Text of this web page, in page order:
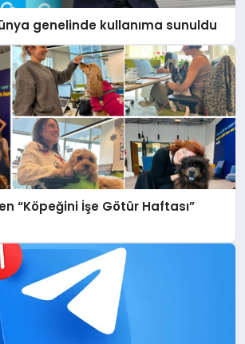
genelinde kullanıma sunuldu
“Köpeğini İşe Götür Haftası”